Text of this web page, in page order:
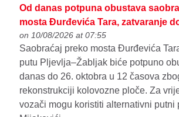
Od danas potpuna obustava
mosta Đurđevića Tara, zatvaranje
on 10/08/2026 at 07:55
Saobraćaj preko mosta Đurđevića
putu Pljevlja–Žabljak biće potpuno
danas do 26. oktobra u 12 časova
rekonstrukciji kolovozne ploče. Za
vozači mogu koristiti alternativni putni